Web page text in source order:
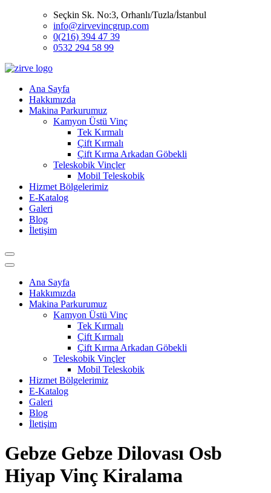
Seçkin Sk. No:3, Orhanlı/Tuzla/İstanbul
info@zirvevincgrup.com
0(216) 394 47 39
0532 294 58 99
Ana Sayfa
Hakkımızda
Makina Parkurumuz
Kamyon Üstü Vinç
Tek Kırmalı
Çift Kırmalı
Çift Kırma Arkadan Göbekli
Teleskobik Vinçler
Mobil Teleskobik
Hizmet Bölgelerimiz
E-Katalog
Galeri
Blog
İletişim
Ana Sayfa
Hakkımızda
Makina Parkurumuz
Kamyon Üstü Vinç
Tek Kırmalı
Çift Kırmalı
Çift Kırma Arkadan Göbekli
Teleskobik Vinçler
Mobil Teleskobik
Hizmet Bölgelerimiz
E-Katalog
Galeri
Blog
İletişim
Gebze Gebze Dilovası Osb
Hiyap Vinç Kiralama